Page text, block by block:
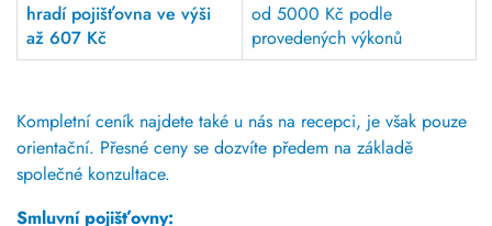
hradí pojišťovna ve výši
až 607 Kč
od 5000 Kč podle
provedených výkonů
Kompletní ceník najdete také u nás na recepci, je však pouze
orientační. Přesné ceny se dozvíte předem na základě
společné konzultace.
Smluvní pojišťovny: